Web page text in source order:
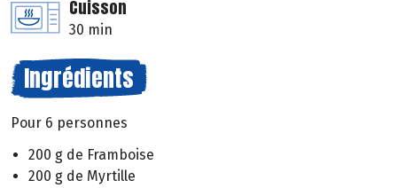
Cuisson
30 min
Ingrédients
Pour 6 personnes
200 g de Framboise
200 g de Myrtille